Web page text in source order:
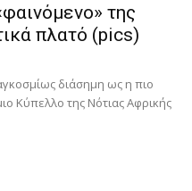
της
πλατό (pics)
διάσημη ως η πιο
Κύπελλο της Νότιας Αφρικής